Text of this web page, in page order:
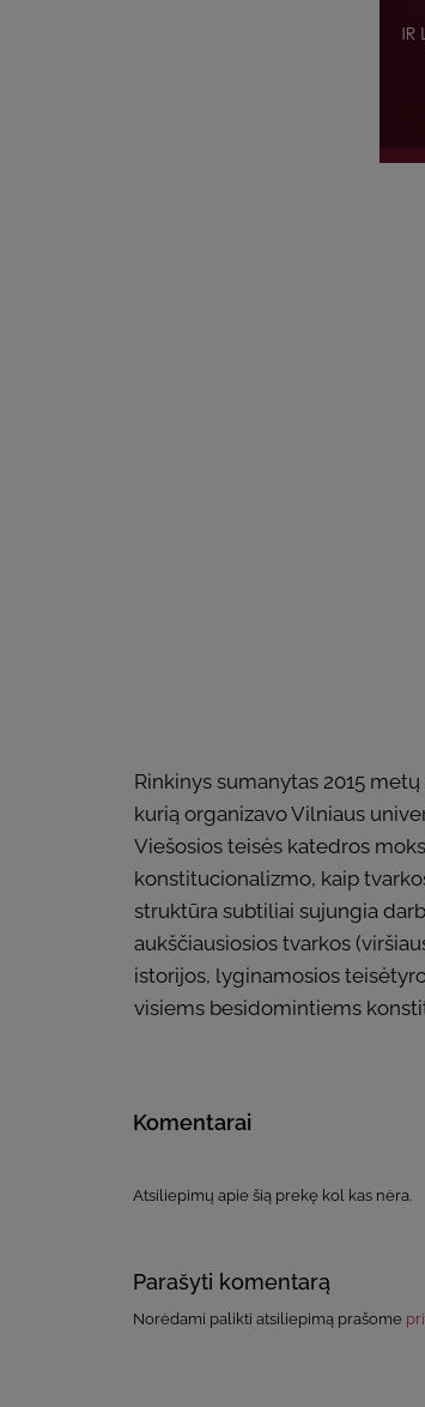
Rinkinys sumanytas 2015
kurią organizavo Vilniaus
Viešosios teisės katedros
konstitucionalizmo, kaip
struktūra subtiliai sujungia
aukščiausiosios tvarkos
istorijos, lyginamosios
visiems besidomintiems
Komentarai
Atsiliepimų apie šią prekę kol kas nėra.
Parašyti komentarą
Norėdami palikti atsiliepimą prašome